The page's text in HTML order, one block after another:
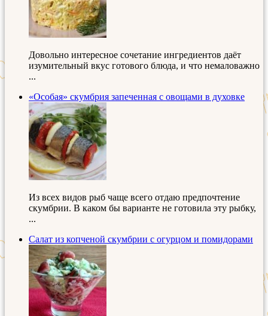
Довольно интересное сочетание ингредиентов даёт
изумительный вкус готового блюда, и что немаловажно
...
«Особая» скумбрия запеченная с овощами в духовке
Из всех видов рыб чаще всего отдаю предпочтение
скумбрии. В каком бы варианте не готовила эту рыбку,
...
Салат из копченой скумбрии с огурцом и помидорами